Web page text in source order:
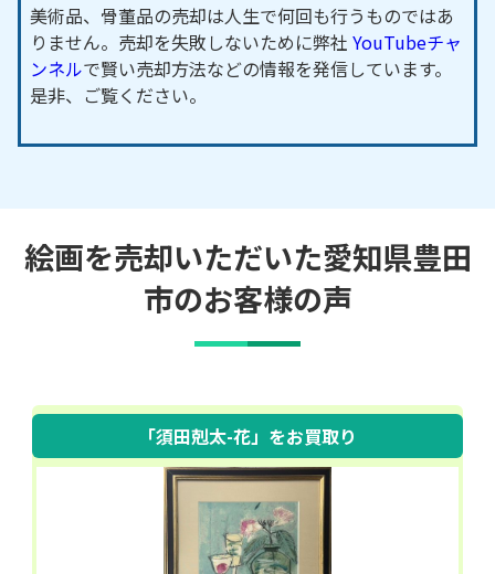
町／近岡町／力石町／千鳥町／長興寺／司町／月見
町／土橋町／堤本町／堤町／葛沢町／葛町／椿立町
／坪崎町／貞宝町／寺下町／寺平町／寺部町／手呂
盤町／栃立町／栃ノ沢町／栃本町／戸中町／十塚町
／中町／長沢町／永野町／梨野町／夏焼町／鍋田町
／成合町／荷掛町／西市野々町／西岡町／西樫尾町
／錦町／西新町／西丹波町／西田町／西中山町／西
萩平町／西広瀬町／西細田町／西町／西山町／日南
／野見町／則定町／野原町／配津町／白山町／迫町
／八幡町／花丘町／花沢町／花園町／花本町／羽布
町／林添町／冷田町／日面町／東梅坪町／東大島町
／東大林町／東大見町／東川端町／東渡合町／東中
山町／東萩平町／東広瀬町／東保見町／東山町／久
岡町／久木町／日之出町／平井町／平岩町／平折町
美術品、骨董品の売却は人生で何回も行うものではあ
りません。売却を失敗しないために弊社 YouTubeチャ
ンネルで賢い売却方法などの情報を発信しています。
是非、ご覧ください。
絵画を売却いただいた愛知県豊田
市のお客様の声
「須田剋太-花」 をお買取り